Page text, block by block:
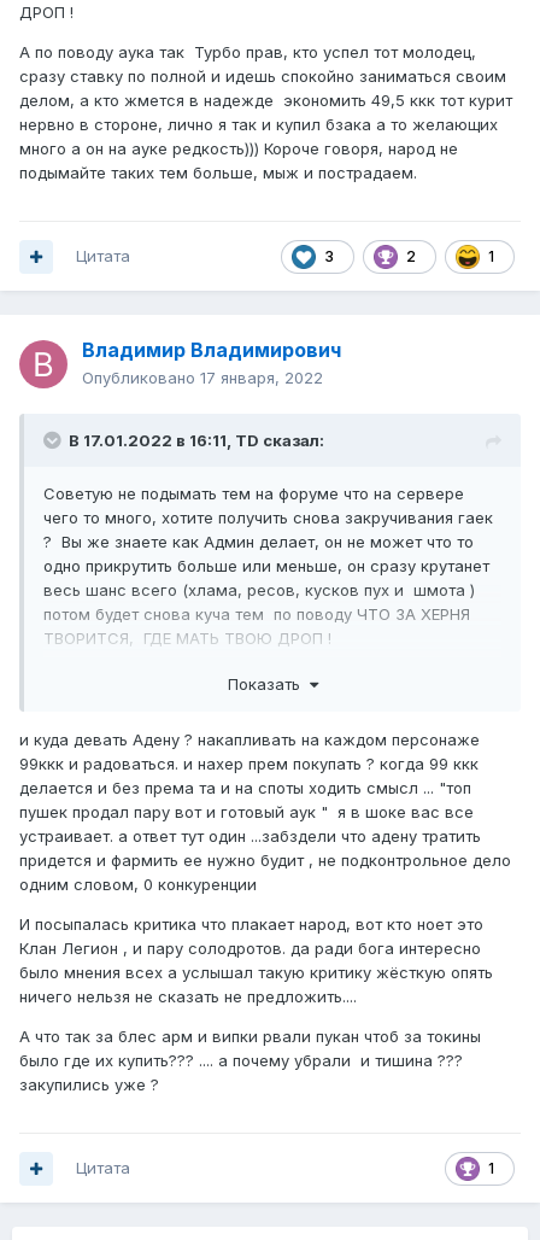
ДРОП !
А по поводу аука так Турбо прав, кто успел тот молодец,
сразу ставку по полной и идешь спокойно заниматься своим
делом, а кто жмется в надежде экономить 49,5 ккк тот курит
нервно в стороне, лично я так и купил бзака а то желающих
много а он на ауке редкость))) Короче говоря, народ не
подымайте таких тем больше, мыж и пострадаем.
3 2 1
Цитата
Владимир Владимирович
Опубликовано 17 января, 2022
В 17.01.2022 в 16:11, TD сказал:
Советую не подымать тем на форуме что на сервере
чего то много, хотите получить снова закручивания гаек
? Вы же знаете как Админ делает, он не может что то
одно прикрутить больше или меньше, он сразу крутанет
весь шанс всего (хлама, ресов, кусков пух и шмота )
потом будет снова куча тем по поводу ЧТО ЗА ХЕРНЯ
ТВОРИТСЯ, ГДЕ МАТЬ ТВОЮ ДРОП !
А по поводу аука так Турбо прав, кто успел тот молодец,
ккк тот курит нервно в стороне, лично я так и купил
бзака а то желающих много а он на ауке редкость)))
Короче говоря, народ не подымайте таких тем больше,
мыж и пострадаем.
Показать
и куда девать Адену ? накапливать на каждом персонаже
99ккк и радоваться. и нахер прем покупать ? когда 99 ккк
делается и без према та и на споты ходить смысл ... "топ
пушек продал пару вот и готовый аук " я в шоке вас все
устраивает. а ответ тут один ...забздели что адену тратить
придется и фармить ее нужно будит , не подконтрольное дело
одним словом, 0 конкуренции
И посыпалась критика что плакает народ, вот кто ноет это
Клан Легион , и пару солодротов. да ради бога интересно
было мнения всех а услышал такую критику жёсткую опять
ничего нельзя не сказать не предложить....
А что так за блес арм и випки рвали пукан чтоб за токины
было где их купить??? .... а почему убрали и тишина ???
закупились уже ?
1
Цитата